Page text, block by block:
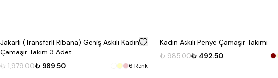
% 50
Jakarlı (Transferli Ribana) Geniş Askılı Kadın
Çamaşır Takım 3 Adet
₺ 1,979.00₺ 989.50 6 Renk
Kadın Askılı Penye Çamaşır Takımı
₺ 985.00₺ 492.50